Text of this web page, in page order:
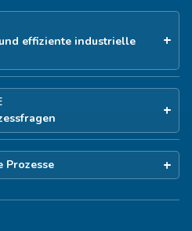
effiziente industrielle
Prozesse